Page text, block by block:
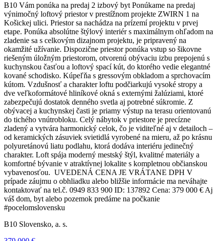
B10 Vám ponúka na predaj 2 izbový byt Ponúkame na predaj
výnimočný loftový priestor v prestížnom projekte ZWIRN 1 na
Košickej ulici. Priestor sa nachádza na prízemí projektu v prvej
etape. Ponúka absolútne štýlový interiér s maximálnym ohľadom na
zladenie sa s celkovým dizajnom projektu, je pripravený na
okamžité užívanie. Dispozične priestor ponúka vstup so šikovne
riešeným úložným priestorom, otvorenú obývaciu izbu prepojenú s
kuchynskou časťou a loftový spací kút, do ktorého vedie elegantné
kované schodisko. Kúpeľňa s gressovým obkladom a sprchovacím
kútom. Vzdušnosť a charakter loftu podčiarkujú vysoké stropy a
dve veľkoformátové hliníkové okná s externými žalúziami, ktoré
zabezpečujú dostatok denného svetla aj potrebné súkromie. Z
obývacej a kuchynskej časti je priamy výstup na terasu orientovanú
do tichého vnútrobloku. Celý nábytok v priestore je precízne
zladený a vytvára harmonický celok, čo je viditeľné aj v detailoch –
od keramických zásuviek svietidlá vyrobené na mieru, až po krásnu
polyuretánovú liatu podlahu, ktorá dodáva interiéru jedinečný
charakter. Loft spája moderný mestský štýl, kvalitné materiály a
komfortné bývanie v atraktívnej lokalite s kompletnou občianskou
vybavenosťou. UVEDENÁ CENA JE VRÁTANE DPH V
prípade záujmu o obhliadku alebo bližšie informácie ma neváhajte
kontaktovať na tel.č. 0949 833 900 ID: 137892 Cena: 379 000 € Aj
váš dom, byt alebo pozemok predáme na počkanie
#pocelomslovensku
B10 Slovensko, a. s.